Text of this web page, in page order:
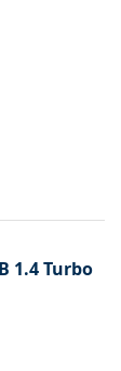
1.4 Turbo